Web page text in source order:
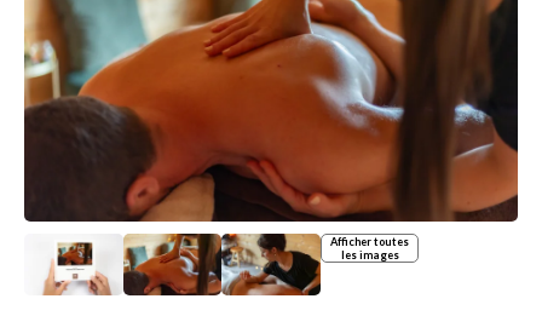
Afficher toutes
les images